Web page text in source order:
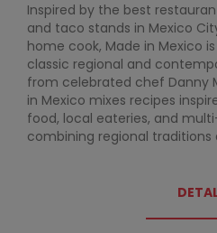
Inspired by the best
and taco stands in Mexico
home cook, Made in Mexico
classic regional and
from celebrated chef Danny
in Mexico mixes recipes
food, local eateries, and
combining regional traditions